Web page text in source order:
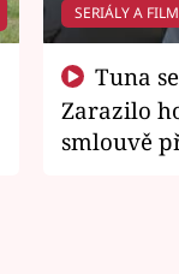
SERIÁLY A
Zarazilo
smlouvě